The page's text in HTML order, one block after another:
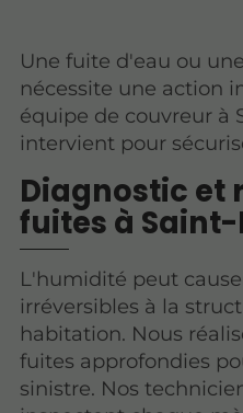
Une fuite d'eau ou
nécessite une action
équipe de couvreur à
intervient pour
Diagnostic et
fuites à
L'humidité peut
irréversibles à la
habitation. Nous
fuites approfondies
sinistre. Nos